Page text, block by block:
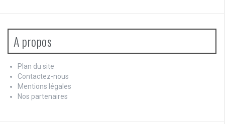
A propos
Plan du site
Contactez-nous
Mentions légales
Nos partenaires